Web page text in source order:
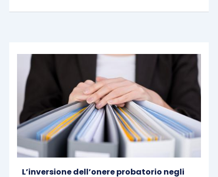
L’inversione dell’onere probatorio negli